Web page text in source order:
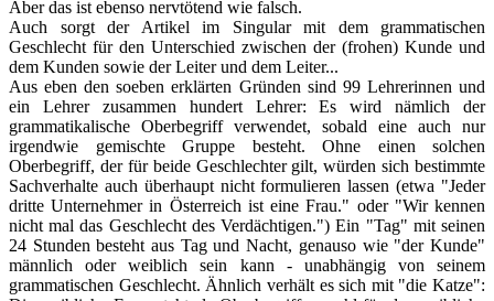
Aber das ist ebenso nervtötend wie falsch.
Auch sorgt der Artikel im Singular mit dem grammatischen
Geschlecht für den Unterschied zwischen der (frohen) Kunde und
dem Kunden sowie der Leiter und dem Leiter...
Aus eben den soeben erklärten Gründen sind 99 Lehrerinnen und
ein Lehrer zusammen hundert Lehrer: Es wird nämlich der
grammatikalische Oberbegriff verwendet, sobald eine auch nur
irgendwie gemischte Gruppe besteht. Ohne einen solchen
Oberbegriff, der für beide Geschlechter gilt, würden sich bestimmte
Sachverhalte auch überhaupt nicht formulieren lassen (etwa "Jeder
dritte Unternehmer in Österreich ist eine Frau." oder "Wir kennen
nicht mal das Geschlecht des Verdächtigen.") Ein "Tag" mit seinen
24 Stunden besteht aus Tag und Nacht, genauso wie "der Kunde"
männlich oder weiblich sein kann - unabhängig von seinem
grammatischen Geschlecht. Ähnlich verhält es sich mit "die Katze":